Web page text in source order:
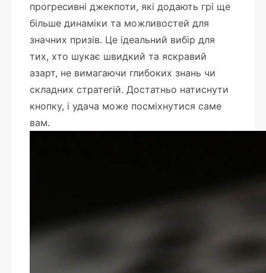
прогресивні джекпоти, які додають грі ще
більше динаміки та можливостей для
значних призів. Це ідеальний вибір для
тих, хто шукає швидкий та яскравий
азарт, не вимагаючи глибоких знань чи
складних стратегій. Достатньо натиснути
кнопку, і удача може посміхнутися саме
вам.